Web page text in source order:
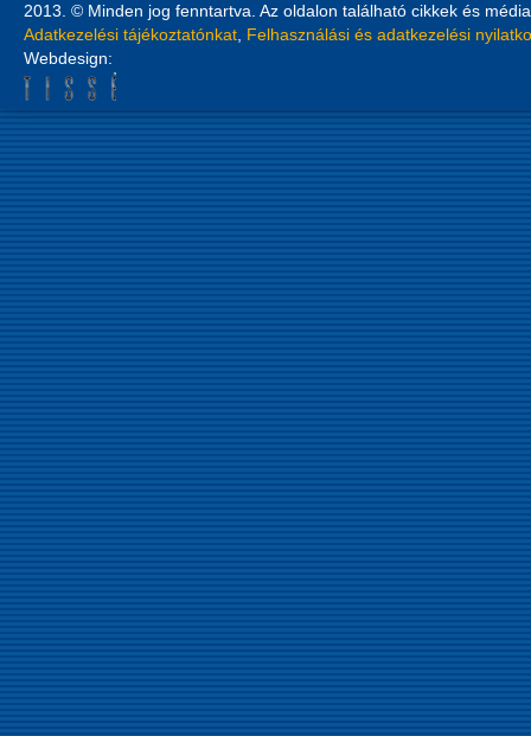
2013. © Minden jog fenntartva. Az oldalon található cikkek és
Adatkezelési tájékoztatónkat Felhasználási és adatkezelési
Webdesign: